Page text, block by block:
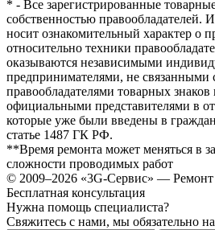
* - Все зарегистрированные
собственностью правообладателей.
носит ознакомительный характер о
относительно техники
оказываются независимыми
предпринимателями, не связанными
правообладателями товарных знаков
официальными представителями в
которые уже были введены в
статье 1487 ГК РФ.
**Время ремонта может меняться в
сложности проводимых работ
© 2009–2026 «3G-Сервис» —
Бесплатная консультация
Нужна помощь специалиста?
Свяжитесь с нами, мы обязательно